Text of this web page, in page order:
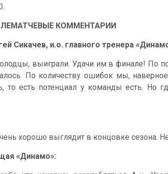
КОММЕНТАРИИ
Сикачев, и.о. главного тренера
выиграли. Удачи им в финале! По
По количеству ошибок мы,
есть потенциал у команды есть. Но
хорошо выглядит в концовке сезона.
«Динамо»: